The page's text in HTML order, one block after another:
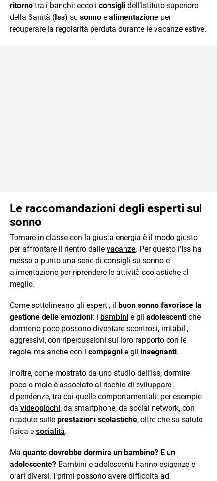
ritorno tra i banchi: ecco i consigli dell’Istituto superiore
della Sanità (Iss) su sonno e alimentazione per
recuperare la regolarità perduta durante le vacanze estive.
Le raccomandazioni degli esperti sul
sonno
Tornare in classe con la giusta energia è il modo giusto
per affrontare il rientro dalle vacanze. Per questo l’Iss ha
messo a punto una serie di consigli su sonno e
alimentazione per riprendere le attività scolastiche al
meglio.
Come sottolineano gli esperti, il buon sonno favorisce la
gestione delle emozioni: i bambini e gli adolescenti che
dormono poco possono diventare scontrosi, irritabili,
aggressivi, con ripercussioni sul loro rapporto con le
regole, ma anche con i compagni e gli insegnanti.
Inoltre, come mostrato da uno studio dell’Iss, dormire
poco o male è associato al rischio di sviluppare
dipendenze, tra cui quelle comportamentali: per esempio
da videogiochi, da smartphone, da social network, con
ricadute sulle prestazioni scolastiche, oltre che su salute
fisica e socialità.
Ma quanto dovrebbe dormire un bambino? E un
adolescente? Bambini e adolescenti hanno esigenze e
orari diversi. I primi possono avere difficoltà ad